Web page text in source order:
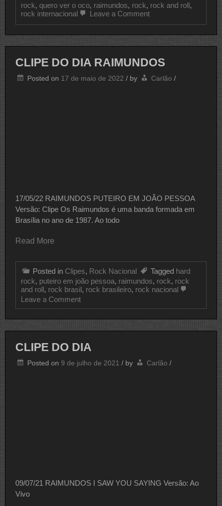
rock, quero ver o oco, raimundos, rock, rock and roll,
rock internacional
Leave a Commenton
RAIMUNDOS
CLIPE DO DIA RAIMUNDOS
Posted on 17 de maio de 2022 / by Carlão /
17/05/22 RAIMUNDOS PUTEIRO EM JOÃO PESSOA
Versão: Clipe Os Raimundos é uma banda formada em
Brasília no ano de 1987. Ao todo
Read More
Posted in Clipes, Rock Nacional Tagged hard
rock, puteiro em joão pessoa, raimundos, rock, rock
and roll, rock brasil, rock brasileiro, rock nacional
Leave a Commenton
CLIPE
RAIMUNDOS
CLIPE DO DIA
Posted on 9 de julho de 2021 / by Carlão /
09/07/21 RAIMUNDOS I SAW YOU SAYING Versão: Ao
Vivo